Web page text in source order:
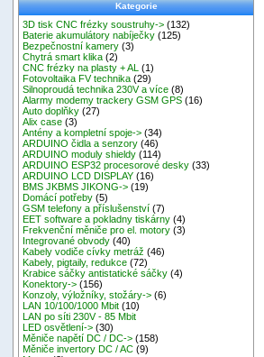
Kategorie
3D tisk CNC frézky soustruhy-> (132)
Baterie akumulátory nabíječky (125)
Bezpečnostní kamery (3)
Chytrá smart klika (2)
CNC frézky na plasty + AL
(1)
Fotovoltaika FV technika (29)
Silnoproudá technika 230V a více (8)
Alarmy modemy trackery GSM GPS (16)
Auto doplňky (27)
Alix case (3)
Antény a kompletní spoje-> (34)
ARDUINO čidla a senzory (46)
ARDUINO moduly shieldy (114)
ARDUINO ESP32 procesorové desky (33)
ARDUINO LCD DISPLAY (16)
BMS JKBMS JIKONG-> (19)
Domácí potřeby (5)
GSM telefony a příslušenství (7)
EET software a pokladny tiskárny (4)
Frekvenční měniče pro el. motory (3)
Integrované obvody (40)
Kabely vodiče cívky metráž (46)
Kabely, pigtaily, redukce (72)
Krabice sáčky antistatické sáčky (4)
Konektory-> (156)
Konzoly, výložníky, stožáry-> (6)
LAN 10/100/1000 Mbit (10)
LAN po síti 230V - 85 Mbit
LED osvětlení-> (30)
Měniče napětí DC / DC-> (158)
Měniče invertory DC / AC (9)